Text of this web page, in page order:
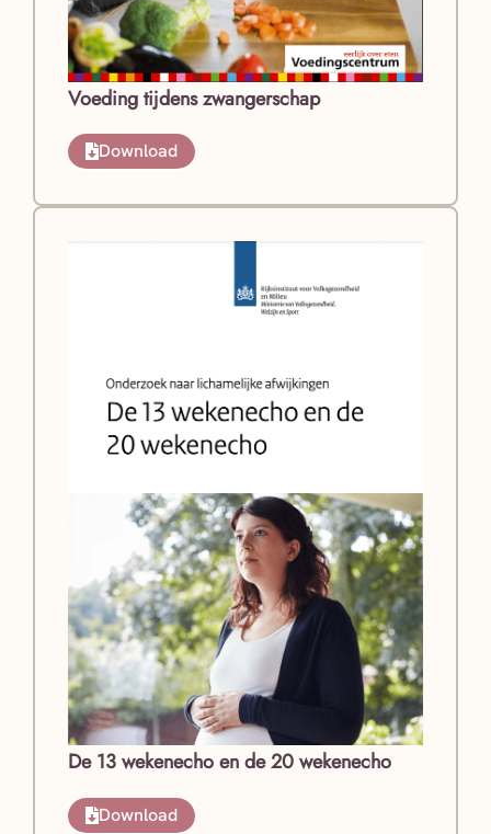
Voeding tijdens zwangerschap
Download
De 13 wekenecho en de 20 wekenecho
Download